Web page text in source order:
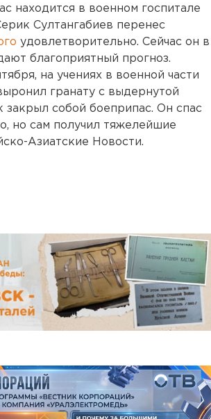
находится в военном госпитале
Султангабиев перенес
удовлетворительно. Сейчас он в
благоприятный прогноз.
на учениях в военной части
гранату с выдернутой
закрыл собой боеприпас. Он спас
но сам получил тяжелейшие
Азиатские Новости.